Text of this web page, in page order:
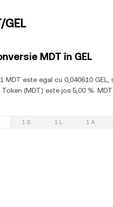
GEL
MDT în GEL
MDT este egal cu 0,040610
(MDT) este jos 5,00 %.
1 S 1 L 1 A